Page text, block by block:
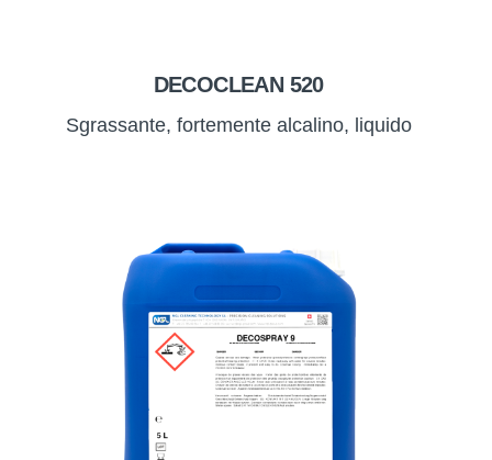
DECOCLEAN 520
Sgrassante, fortemente alcalino, liquido